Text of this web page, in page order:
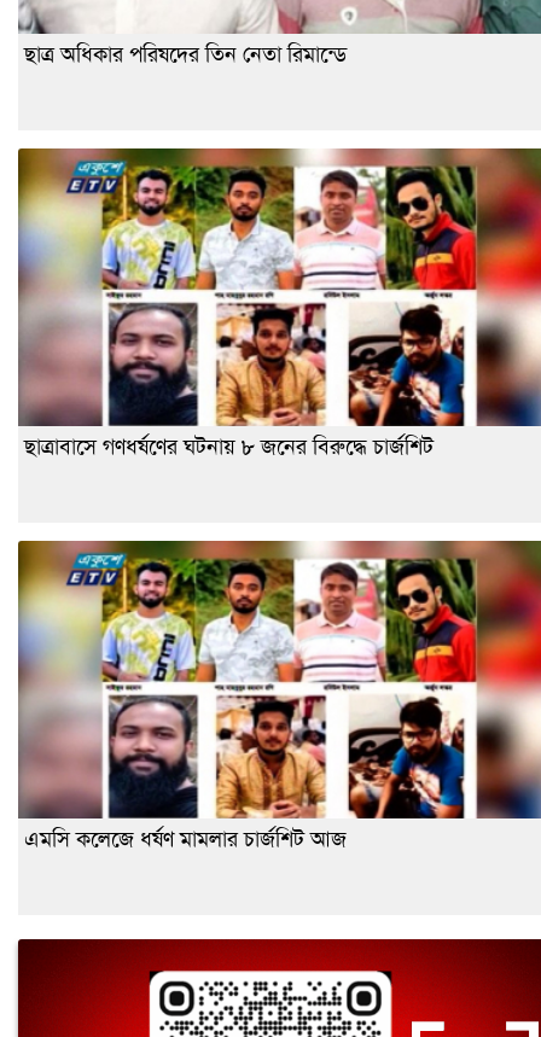
ছাত্র অধিকার পরিষদের তিন নেতা রিমান্ডে
ছাত্রাবাসে গণধর্ষণের ঘটনায় ৮ জনের বিরুদ্ধে চার্জশিট
এমসি কলেজে ধর্ষণ মামলার চার্জশিট আজ